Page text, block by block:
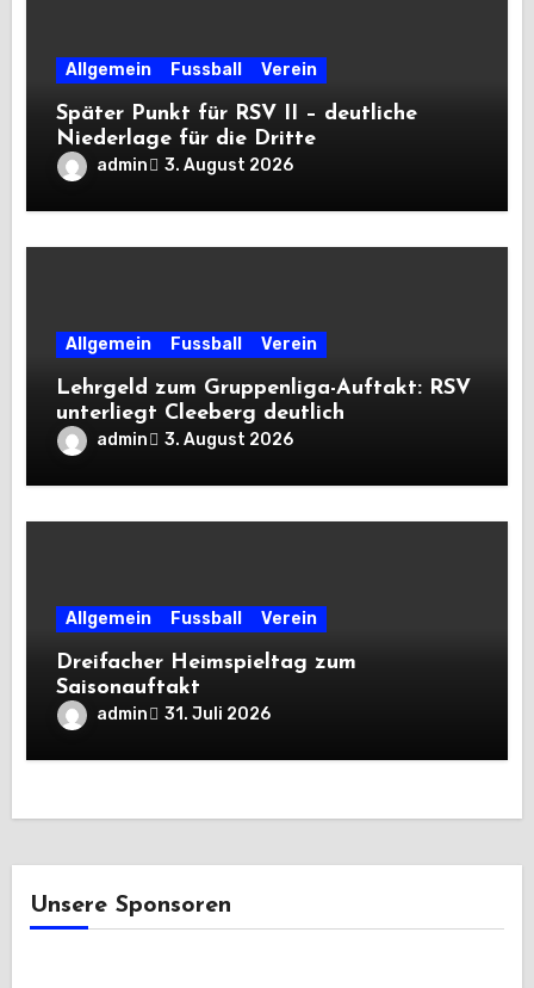
Allgemein Fussball Verein
Später Punkt für RSV II – deutliche
Niederlage für die Dritte
admin 3. August 2026
Allgemein Fussball Verein
Lehrgeld zum Gruppenliga-Auftakt: RSV
unterliegt Cleeberg deutlich
admin 3. August 2026
Allgemein Fussball Verein
Dreifacher Heimspieltag zum
Saisonauftakt
admin 31. Juli 2026
Unsere Sponsoren